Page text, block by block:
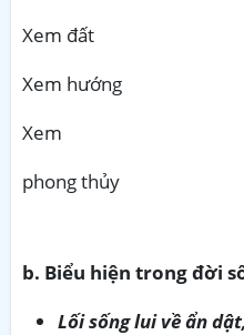
Xem đất
Xem hướng
Xem
phong thủy
b. Biểu hiện trong đời
Lối sống lui về ẩn